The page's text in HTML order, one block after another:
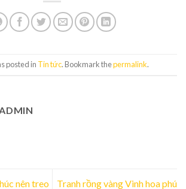
posted in Tin tức. Bookmark thepermalink.
ADMIN
nên treo Tranh rồng vàng Vinh hoa phú